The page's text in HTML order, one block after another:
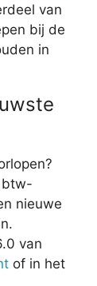
van
bij de
in
btw-
nieuwe
van
of in het